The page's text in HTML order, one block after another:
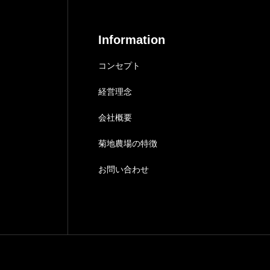
Information
コンセプト
経営理念
会社概要
菊地農場の特徴
お問い合わせ